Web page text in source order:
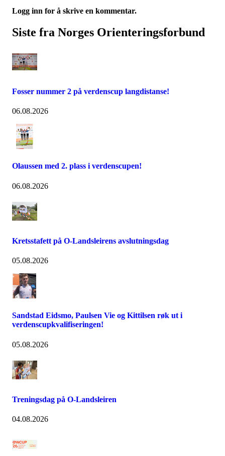
Logg inn for å skrive en kommentar.
Siste fra Norges Orienteringsforbund
Fosser nummer 2 på verdenscup langdistanse!
06.08.2026
Olaussen med 2. plass i verdenscupen!
06.08.2026
Kretsstafett på O-Landsleirens avslutningsdag
05.08.2026
Sandstad Eidsmo, Paulsen Vie og Kittilsen røk ut i
verdenscupkvalifiseringen!
05.08.2026
Treningsdag på O-Landsleiren
04.08.2026